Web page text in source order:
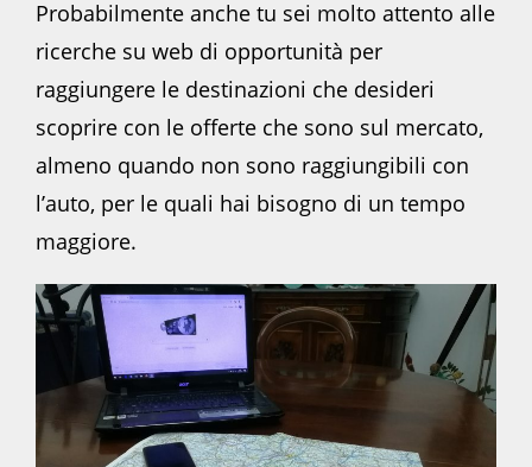
Probabilmente anche tu sei molto attento alle
ricerche su web di opportunità per
raggiungere le destinazioni che desideri
scoprire con le offerte che sono sul mercato,
almeno quando non sono raggiungibili con
l’auto, per le quali hai bisogno di un tempo
maggiore.